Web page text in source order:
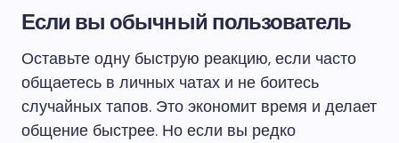
Если вы обычный пользователь
Оставьте одну быструю реакцию, если часто
общаетесь в личных чатах и не боитесь
случайных тапов. Это экономит время и делает
общение быстрее. Но если вы редко